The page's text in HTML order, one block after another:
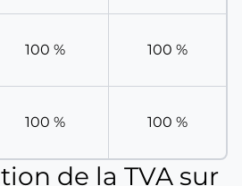
100 % 100 %
100 % 100 %
de la TVA sur